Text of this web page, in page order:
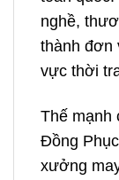
nghề,
thành đơn
vực thời
Thế mạnh
Đồng
xưởng